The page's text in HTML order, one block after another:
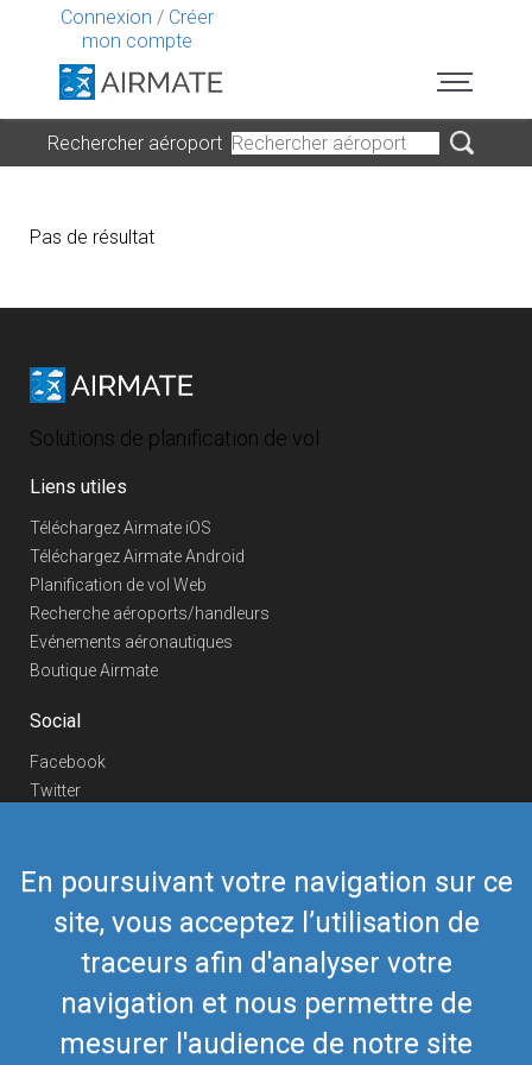
Connexion / Créer
mon compte
En poursuivant votre navigation sur ce
site, vous acceptez l’utilisation de
traceurs afin d'analyser votre
navigation et nous permettre de
mesurer l'audience de notre site
Rechercher aéroport
Pas de résultat
Solutions de planification de vol
Liens utiles
Téléchargez Airmate iOS
Téléchargez Airmate Android
Planification de vol Web
Recherche aéroports/handleurs
Evénements aéronautiques
Boutique Airmate
Social
Facebook
Twitter
Telegram
Nous contacter
Téléphone Europe +352 26441835
Téléphone US/Canada
418-592-8862
airmate@airmate.aero
(c) Myriel Aviation SA